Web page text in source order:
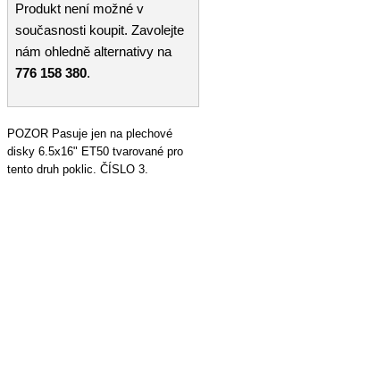
Produkt není možné v
současnosti koupit. Zavolejte
nám ohledně alternativy na
776 158 380.
POZOR Pasuje jen na plechové
disky 6.5x16" ET50 tvarované pro
tento druh poklic. ČÍSLO 3.